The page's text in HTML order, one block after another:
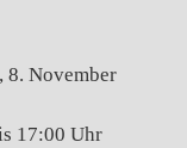
8. November
17:00 Uhr